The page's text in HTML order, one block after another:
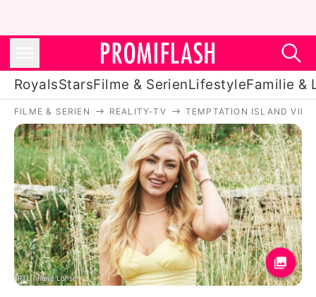
RoyalsStarsFilme & SerienLifestyleFamilie &
Royals
Stars
Filme & Serien
Lifestyle
Familie & Liebe
Promiflash Exklusiv
FILME & SERIEN REALITY-TV TEMPTATION ISLAND VIP
RTL / René Lohse